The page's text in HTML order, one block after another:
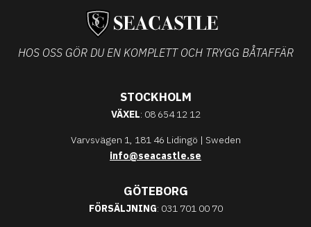
HOS OSS GÖR DU EN KOMPLETT OCH TRYGG BÅTAFFÄR
STOCKHOLM
VÄXEL: 08 654 12 12
Varvsvägen 1, 181 46 Lidingö | Sweden
info@seacastle.se
GÖTEBORG
FÖRSÄLJNING: 031 701 00 70